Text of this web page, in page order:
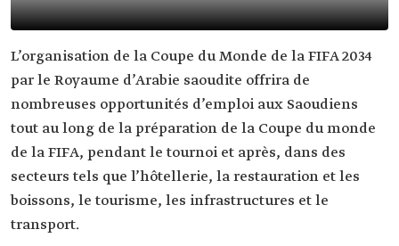
L’organisation de la Coupe du Monde de la FIFA 2034
par le Royaume d’Arabie saoudite offrira de
nombreuses opportunités d’emploi aux Saoudiens
tout au long de la préparation de la Coupe du monde
de la FIFA, pendant le tournoi et après, dans des
secteurs tels que l’hôtellerie, la restauration et les
boissons, le tourisme, les infrastructures et le
transport.